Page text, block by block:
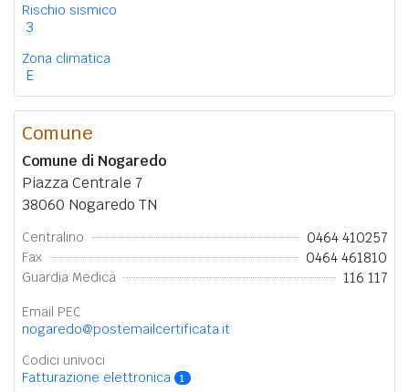
Rischio sismico
3
Zona climatica
E
Comune
Comune di Nogaredo
Piazza Centrale 7
38060 Nogaredo TN
Centralino 0464 410257
Fax 0464 461810
Guardia Medica 116 117
Email PEC
nogaredo@postemailcertificata.it
Codici univoci
Fatturazione elettronica
1